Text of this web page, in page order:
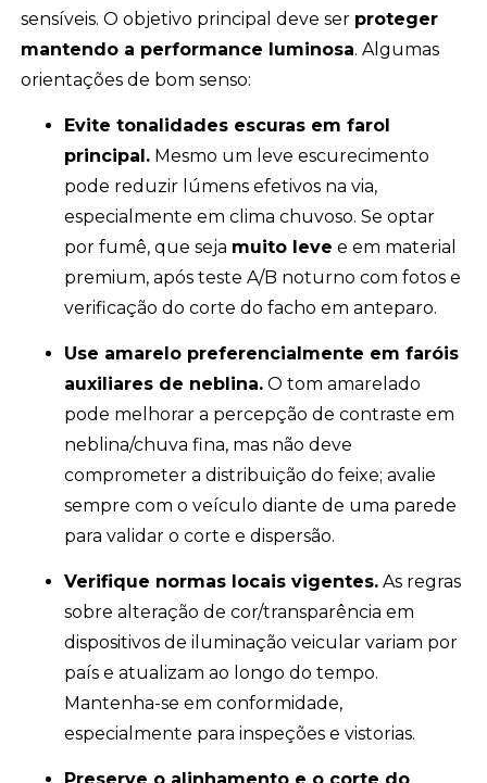
sensíveis. O objetivo principal deve ser proteger
mantendo a performance luminosa. Algumas
orientações de bom senso:
Evite tonalidades escuras em farol
principal. Mesmo um leve escurecimento
pode reduzir lúmens efetivos na via,
especialmente em clima chuvoso. Se optar
por fumê, que seja muito leve e em material
premium, após teste A/B noturno com fotos e
verificação do corte do facho em anteparo.
Use amarelo preferencialmente em faróis
auxiliares de neblina. O tom amarelado
pode melhorar a percepção de contraste em
neblina/chuva fina, mas não deve
comprometer a distribuição do feixe; avalie
sempre com o veículo diante de uma parede
para validar o corte e dispersão.
Verifique normas locais vigentes. As regras
sobre alteração de cor/transparência em
dispositivos de iluminação veicular variam por
país e atualizam ao longo do tempo.
Mantenha-se em conformidade,
especialmente para inspeções e vistorias.